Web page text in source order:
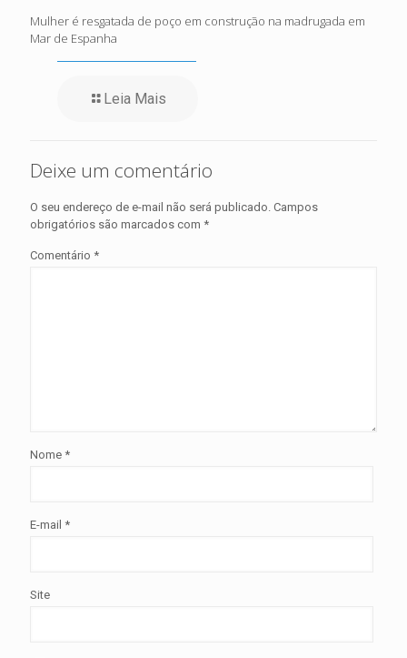
Mulher é resgatada de poço em construção na madrugada em
Mar de Espanha
Leia Mais
Deixe um comentário
O seu endereço de e-mail não será publicado. Campos
obrigatórios são marcados com *
Comentário *
Nome *
E-mail *
Site